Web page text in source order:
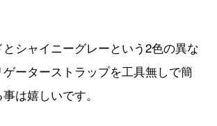
シャイニーグレーという2色の異な
ーターストラップを工具無しで簡
は嬉しいです。